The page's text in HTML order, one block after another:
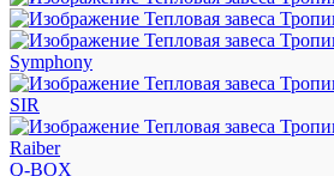
Symphony
SIR
Raiber
Q-BOX